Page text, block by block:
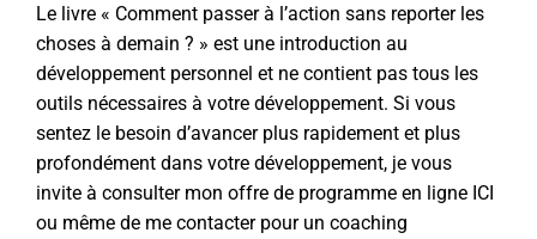
Le livre « Comment passer à l’action sans reporter les
choses à demain ? » est une introduction au
développement personnel et ne contient pas tous les
outils nécessaires à votre développement. Si vous
sentez le besoin d’avancer plus rapidement et plus
profondément dans votre développement, je vous
invite à consulter mon offre de programme en ligne ICI
ou même de me contacter pour un coaching